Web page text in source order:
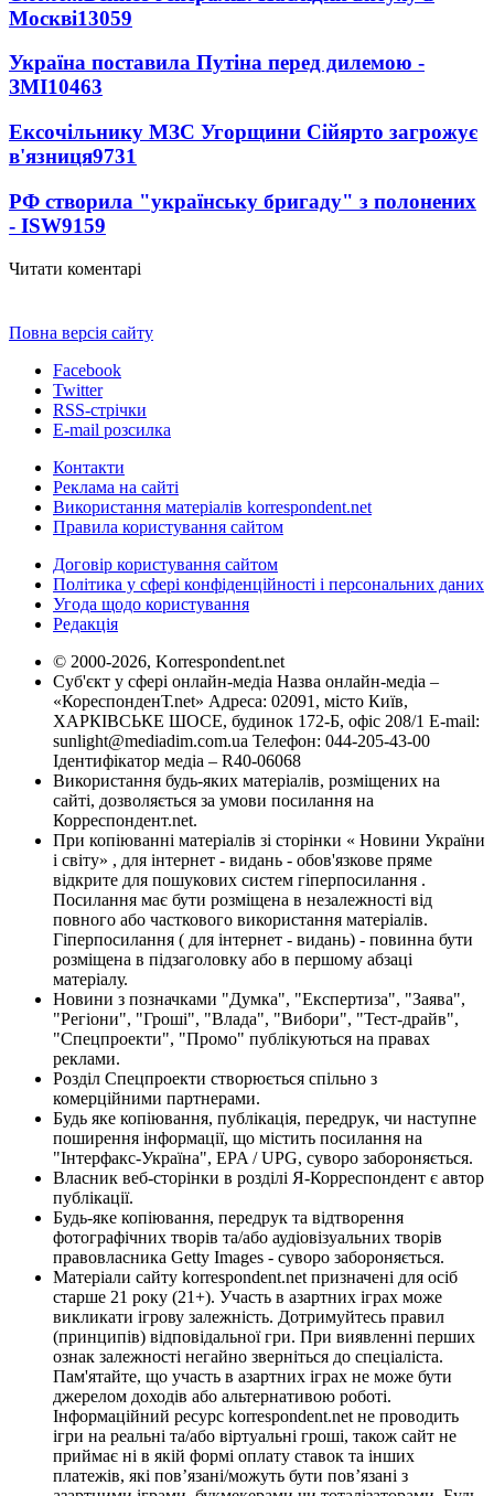
Москві13059
Україна поставила Путіна перед дилемою -
ЗМІ10463
Ексочільнику МЗС Угорщини Сійярто загрожує
в'язниця9731
РФ створила "українську бригаду" з полонених
- ISW9159
Читати коментарі
Повна версія сайту
Facebook
Twitter
RSS-стрічки
E-mail розсилка
Контакти
Реклама на сайті
Використання матеріалів korrespondent.net
Правила користування сайтом
Договір користування сайтом
Політика у сфері конфіденційності і персональних даних
Угода щодо користування
Редакція
© 2000-2026, Korrespondent.net
Суб'єкт у сфері онлайн-медіа Назва онлайн-медіа –
«КореспонденТ.net» Адреса: 02091, місто Київ,
ХАРКІВСЬКЕ ШОСЕ, будинок 172-Б, офіс 208/1 E-mail:
sunlight@mediadim.com.ua Телефон: 044-205-43-00
Ідентифікатор медіа – R40-06068
Використання будь-яких матеріалів, розміщених на
сайті, дозволяється за умови посилання на
Корреспондент.net.
При копіюванні матеріалів зі сторінки « Новини України
і світу» , для інтернет - видань - обов'язкове пряме
відкрите для пошукових систем гіперпосилання .
Посилання має бути розміщена в незалежності від
повного або часткового використання матеріалів.
Гіперпосилання ( для інтернет - видань) - повинна бути
розміщена в підзаголовку або в першому абзаці
матеріалу.
Новини з позначками "Думка", "Експертиза", "Заява",
"Регіони", "Гроші", "Влада", "Вибори", "Тест-драйв",
"Спецпроекти", "Промо" публікуються на правах
реклами.
Розділ Спецпроекти створюється спільно з
комерційними партнерами.
Будь яке копіювання, публікація, передрук, чи наступне
поширення інформації, що містить посилання на
"Інтерфакс-Україна", EPA / UPG, суворо забороняється.
Власник веб-сторінки в розділі Я-Корреспондент є автор
публікації.
Будь-яке копіювання, передрук та відтворення
фотографічних творів та/або аудіовізуальних творів
правовласника Getty Images - суворо забороняється.
Матеріали сайту korrespondent.net призначені для осіб
старше 21 року (21+). Участь в азартних іграх може
викликати ігрову залежність. Дотримуйтесь правил
(принципів) відповідальної гри. При виявленні перших
ознак залежності негайно зверніться до спеціаліста.
Пам'ятайте, що участь в азартних іграх не може бути
джерелом доходів або альтернативою роботі.
Інформаційний ресурс korrespondent.net не проводить
ігри на реальні та/або віртуальні гроші, також сайт не
приймає ні в якій формі оплату ставок та інших
платежів, які пов’язані/можуть бути пов’язані з